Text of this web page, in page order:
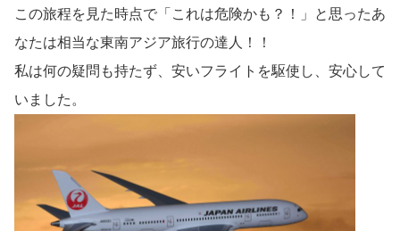
この旅程を見た時点で「これは危険かも？！」と思ったあ
なたは相当な東南アジア旅行の達人！！
私は何の疑問も持たず、安いフライトを駆使し、安心して
いました。